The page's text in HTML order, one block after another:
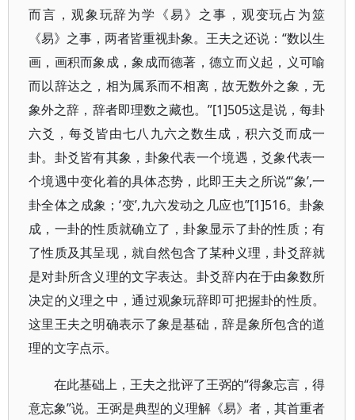
而言，观象玩辞为学《易》之事，观变玩占为筮
《易》之事，两者皆重视卦象。王夫之还说：“数以生
画，画积而象成，象成而德著，德立而义起，义可喻
而以辞达之，相为属系而不相离，故无数外之象，无
象外之辞，辞者即理数之藏也。”[1]505这是说，每卦
六爻，每爻皆由七八九六之数生成，积六爻而成一
卦。卦爻皆有其象，卦象代表一个境遇，爻象代表一
个境遇中变化着的具体态势，此即王夫之所说“‘象’,一
卦全体之成象；‘变’,九六发动之几应也”[1]516。卦象
成，一卦的性质就确立了，卦象显示了卦的性质；有
了性质及其呈现，就自然包含了某种义理，卦爻辞就
是对卦所含义理的文字表达。卦爻辞内在于由象数所
决定的义理之中，通过观象玩辞即可把握卦的性质。
这里王夫之明确表示了象是基础，辞是象所包含的道
理的文字点示。
在此基础上，王夫之批评了王弼的“得象忘言，得
意忘象”说。王弼是典型的义理解《易》者，其首重者